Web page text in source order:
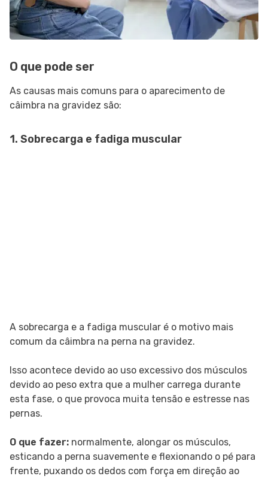
O que pode ser
As causas mais comuns para o aparecimento de
câimbra na gravidez são:
1. Sobrecarga e fadiga muscular
A sobrecarga e a fadiga muscular é o motivo mais
comum da câimbra na perna na gravidez.
Isso acontece devido ao uso excessivo dos músculos
devido ao peso extra que a mulher carrega durante
esta fase, o que provoca muita tensão e estresse nas
pernas.
O que fazer: normalmente, alongar os músculos,
esticando a perna suavemente e flexionando o pé para
frente, puxando os dedos com força em direção ao